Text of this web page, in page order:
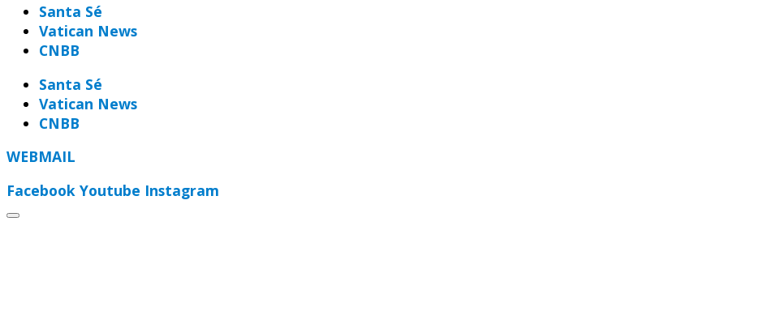
Santa Sé
Vatican News
CNBB
Santa Sé
Vatican News
CNBB
WEBMAIL
Facebook Youtube Instagram